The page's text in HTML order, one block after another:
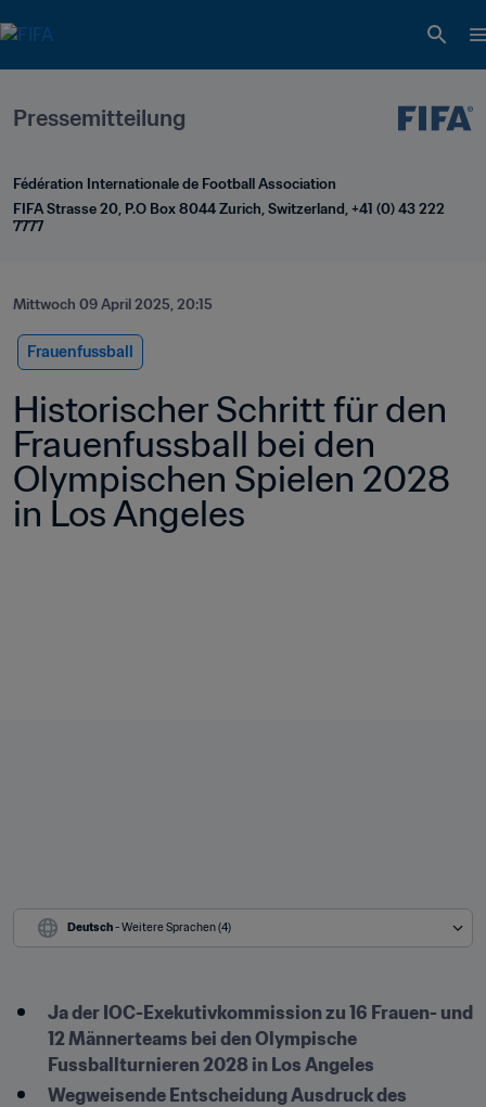
Pressemitteilung
Fédération Internationale de Football Association
FIFA Strasse 20, P.O Box 8044 Zurich, Switzerland, +41 (0) 43 222
7777
Mittwoch 09 April 2025, 20:15
Frauenfussball
Historischer Schritt für den
Frauenfussball bei den
Olympischen Spielen 2028
in Los Angeles
Deutsch - Weitere Sprachen (4)
Ja der IOC-Exekutivkommission zu 16 Frauen- und
12 Männerteams bei den Olympische
Fussballturnieren 2028 in Los Angeles
Wegweisende Entscheidung Ausdruck des